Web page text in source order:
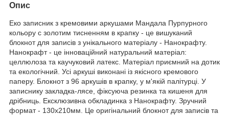
Опис
Еко записник з кремовими аркушами Мандала Пурпурного
кольору с золотим тисненням в крапку - це вишуканий
блокнот для записів з унікального матеріалу - Нанокрафту.
Нанокрафт - це інноваційний натуральний матеріал:
целлюлоза та каучуковий латекс. Матеріал приємний на дотик
та екологічний. Усі аркуші виконані із якісного кремового
паперу. Блокнот з 96 аркушів в крапку, у м'якій палітурці. У
записнику закладка-лясе, фіксуюча резинка та кишеня для
дрібниць. Ексклюзивна обкладинка з Нанокрафту. Зручний
формат - 130х210мм. Це оригінальний блокнот для записів та